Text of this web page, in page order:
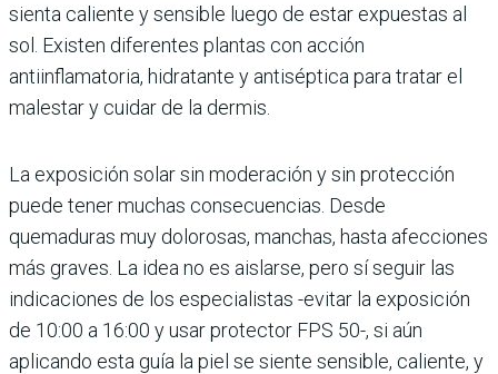
sienta caliente y sensible luego de estar expuestas al
sol. Existen diferentes plantas con acción
antiinflamatoria, hidratante y antiséptica para tratar el
malestar y cuidar de la dermis.
La exposición solar sin moderación y sin protección
puede tener muchas consecuencias. Desde
quemaduras muy dolorosas, manchas, hasta afecciones
más graves. La idea no es aislarse, pero sí seguir las
indicaciones de los especialistas -evitar la exposición
de 10:00 a 16:00 y usar protector FPS 50-, si aún
aplicando esta guía la piel se siente sensible, caliente, y